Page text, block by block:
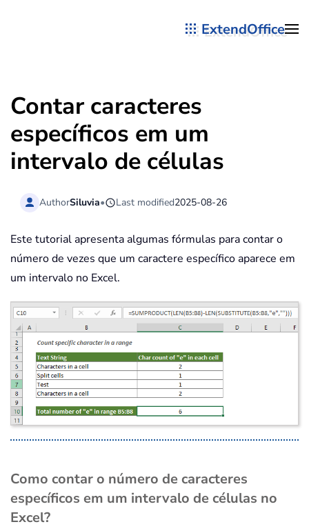
ExtendOffice
Contar caracteres
específicos em um
intervalo de células
AuthorSiluvia• Last modified2025-08-26
Este tutorial apresenta algumas fórmulas para contar o
número de vezes que um caractere específico aparece em
um intervalo no Excel.
Como contar o número de caracteres
específicos em um intervalo de células no
Excel?